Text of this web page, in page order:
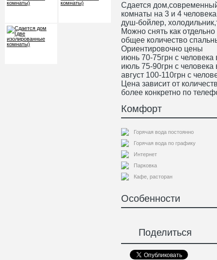
Сдается
комнаты на 3 и 4
душ-бойлер,
Можно снять как
общее количество
Ориентировочно цены
июнь 70-75грн с человека
июль 75-90грн с человека
август 100-110грн с
Цена зависит от
более конкретно по
Комфорт
Горячая вода постоянно
Горячая вода по графику
Интернет
Парковка
Кафе, расторан
Особенности
Поделиться